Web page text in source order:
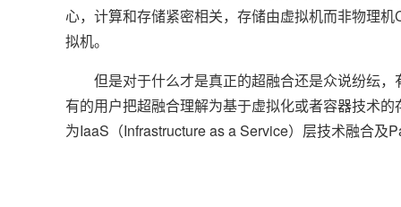
心，计算和存储紧密相关，存储由虚拟机而非物理
拟机。
但是对于什么才是真正的超融合还是众说纷纭
有的用户把超融合理解为基于虚拟化或者容器技术
为IaaS（Infrastructure as a Service）层技术融合及